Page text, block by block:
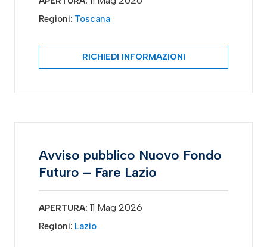
Regioni: Toscana
RICHIEDI INFORMAZIONI
Avviso pubblico Nuovo Fondo
Futuro – Fare Lazio
APERTURA: 11 Mag 2026
Regioni: Lazio